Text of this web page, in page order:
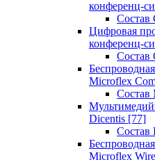
конференц-
Состав
Цифровая
конференц-
Состав
Microflex
Состав
Dicentis [77]
Состав
Microflex